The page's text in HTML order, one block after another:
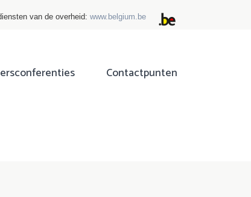
van de overheid: www.belgium.be
Contactpunten